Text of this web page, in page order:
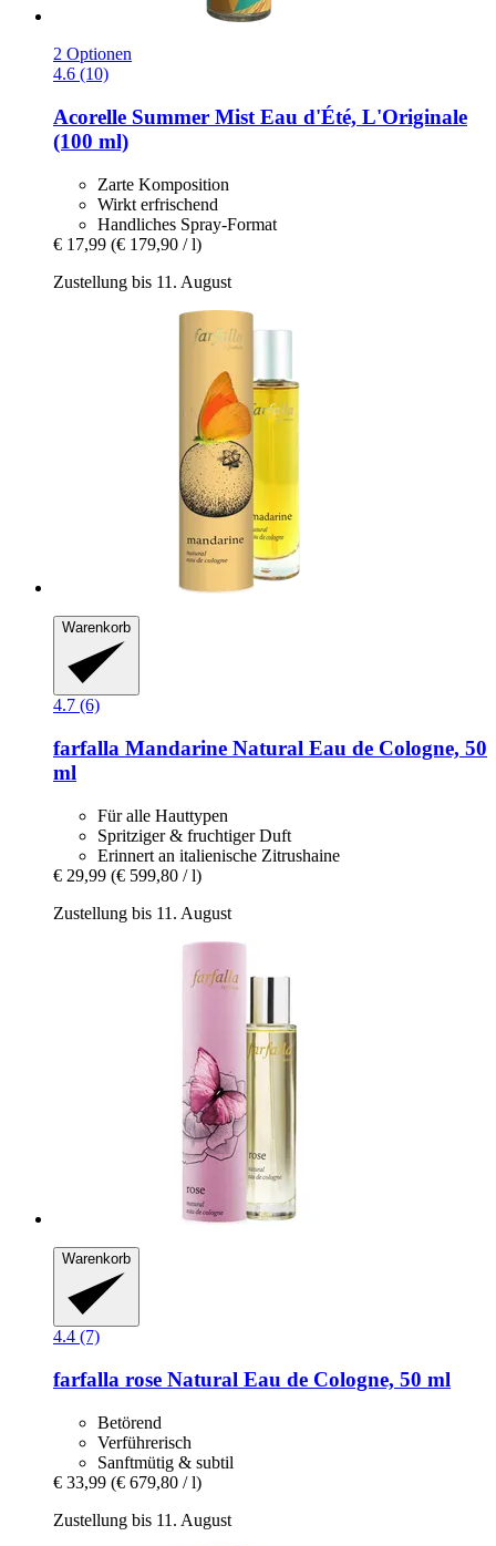
2 Optionen
4.6 (10)
Acorelle Summer Mist Eau d'Été, L'Originale
(100 ml)
Zarte Komposition
Wirkt erfrischend
Handliches Spray-Format
€ 17,99 (€ 179,90 / l)
Zustellung bis 11. August
Warenkorb
4.7 (6)
farfalla Mandarine Natural Eau de Cologne, 50
ml
Für alle Hauttypen
Spritziger & fruchtiger Duft
Erinnert an italienische Zitrushaine
€ 29,99 (€ 599,80 / l)
Zustellung bis 11. August
Warenkorb
4.4 (7)
farfalla rose Natural Eau de Cologne, 50 ml
Betörend
Verführerisch
Sanftmütig & subtil
€ 33,99 (€ 679,80 / l)
Zustellung bis 11. August